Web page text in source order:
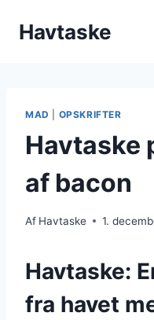
Havtaske
MAD OPSKRIFTER
Havtaske
af bacon
Af Havtaske 1.
Havtaske:
fra havet